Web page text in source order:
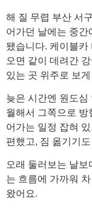
해 질 무렵 부산 서
어가던 날에는 중간
됐습니다. 케이블카
오면 같이 데려간
있는 곳 위주로 보
늦은 시간엔 원도심
월해서 그쪽으로 방
어가는 일정 잡혀
편했고, 짐 옮기기
오래 둘러보는 날보
는 흐름에 가까워
왔어요.